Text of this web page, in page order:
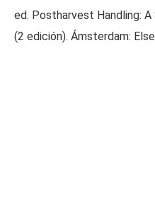
ed. Postharvest Handling:
(2 edición). Ámsterdam: